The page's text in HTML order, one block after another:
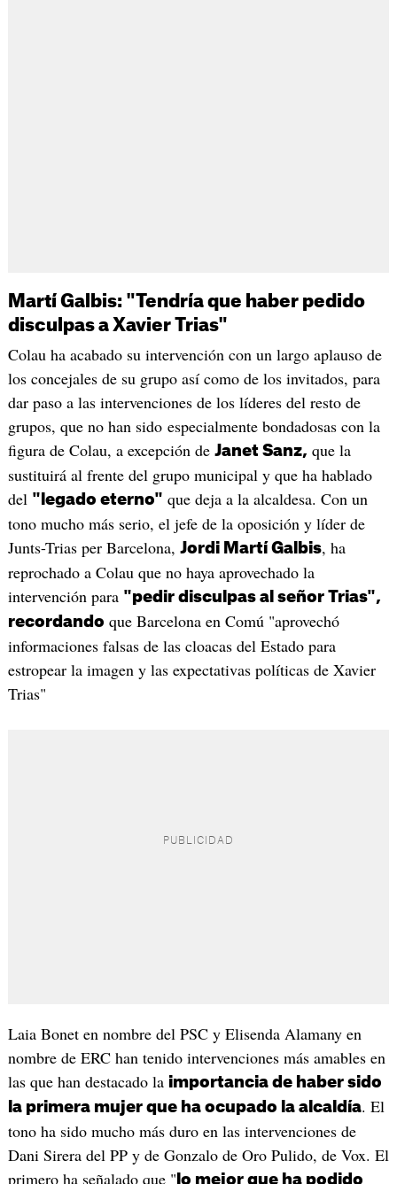
Martí Galbis: "Tendría que haber pedido
disculpas a Xavier Trias"
Colau ha acabado su intervención con un largo aplauso de
los concejales de su grupo así como de los invitados, para
dar paso a las intervenciones de los líderes del resto de
grupos, que no han sido especialmente bondadosas con la
figura de Colau, a excepción de Janet Sanz, que la
sustituirá al frente del grupo municipal y que ha hablado
del "legado eterno" que deja a la alcaldesa. Con un
tono mucho más serio, el jefe de la oposición y líder de
Junts-Trias per Barcelona, Jordi Martí Galbis, ha
reprochado a Colau que no haya aprovechado la
intervención para "pedir disculpas al señor Trias",
recordando que Barcelona en Comú "aprovechó
informaciones falsas de las cloacas del Estado para
estropear la imagen y las expectativas políticas de Xavier
Trias"
Laia Bonet en nombre del PSC y Elisenda Alamany en
nombre de ERC han tenido intervenciones más amables en
las que han destacado la importancia de haber sido
la primera mujer que ha ocupado la alcaldía. El
tono ha sido mucho más duro en las intervenciones de
Dani Sirera del PP y de Gonzalo de Oro Pulido, de Vox. El
primero ha señalado que " lo mejor que ha podido